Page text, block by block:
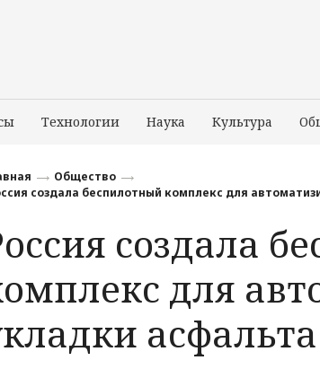
Технологии Наука Культура
Общество
создала беспилотный комплекс для
создала
для
асфальта